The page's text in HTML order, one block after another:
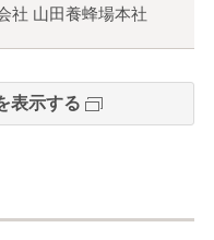
社 山田養蜂場本社
表示する